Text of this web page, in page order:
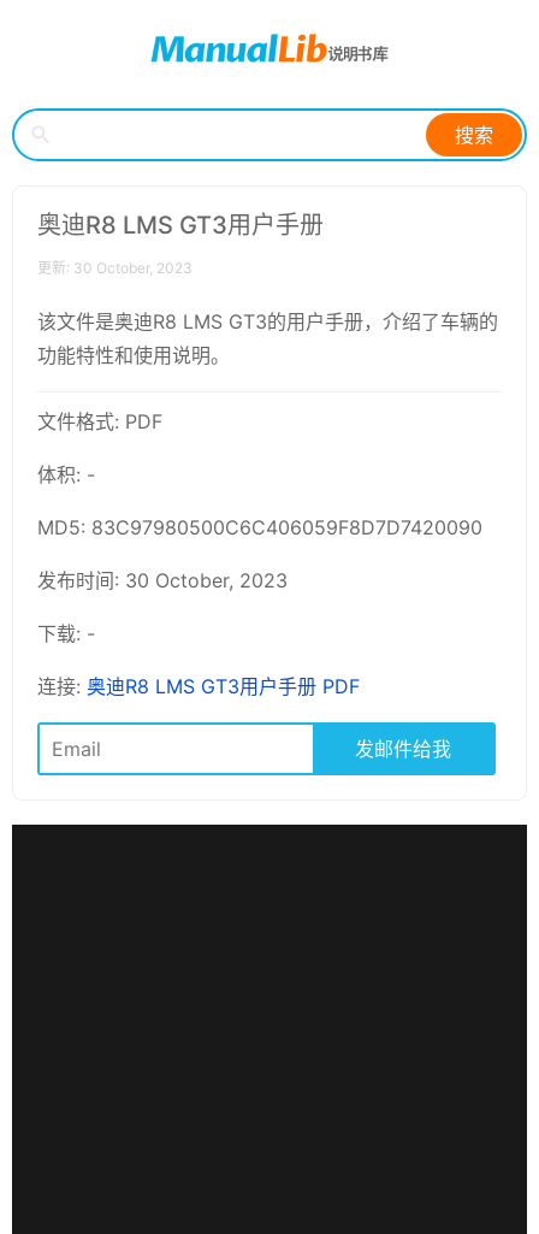
搜索
奥迪R8 LMS GT3用户手册
更新: 30 October, 2023
该文件是奥迪R8 LMS GT3的用户手册，介绍了车辆的
功能特性和使用说明。
文件格式: PDF
体积: -
MD5: 83C97980500C6C406059F8D7D7420090
发布时间: 30 October, 2023
下载: -
连接: 奥迪R8 LMS GT3用户手册 PDF
发邮件给我